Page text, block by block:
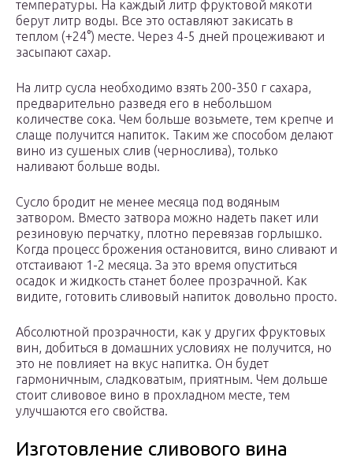
температуры. На каждый литр фруктовой мякоти
берут литр воды. Все это оставляют закисать в
теплом (+24°) месте. Через 4-5 дней процеживают и
засыпают сахар.
На литр сусла необходимо взять 200-350 г сахара,
предварительно разведя его в небольшом
количестве сока. Чем больше возьмете, тем крепче и
слаще получится напиток. Таким же способом делают
вино из сушеных слив (чернослива), только
наливают больше воды.
Сусло бродит не менее месяца под водяным
затвором. Вместо затвора можно надеть пакет или
резиновую перчатку, плотно перевязав горлышко.
Когда процесс брожения остановится, вино сливают и
отстаивают 1-2 месяца. За это время опуститься
осадок и жидкость станет более прозрачной. Как
видите, готовить сливовый напиток довольно просто.
Абсолютной прозрачности, как у других фруктовых
вин, добиться в домашних условиях не получится, но
это не повлияет на вкус напитка. Он будет
гармоничным, сладковатым, приятным. Чем дольше
стоит сливовое вино в прохладном месте, тем
улучшаются его свойства.
Изготовление сливового вина